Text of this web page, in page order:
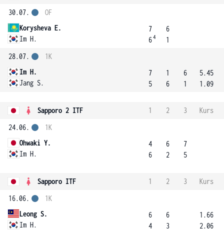
30.07.
Korysheva E.
Im H.
OF
7
64
6
1
28.07.
Im H.
Jang S.
1K
7
5
1
6
6
1
5.45
1.09
Sapporo 2 ITF 1 2 3
Kurs
24.06.
Ohwaki Y.
Im H.
1K
4
6
6
2
7
5
Sapporo ITF 1 2 3
Kurs
16.06.
Leong S.
Im H.
1K
6
4
6
3
1.66
2.06